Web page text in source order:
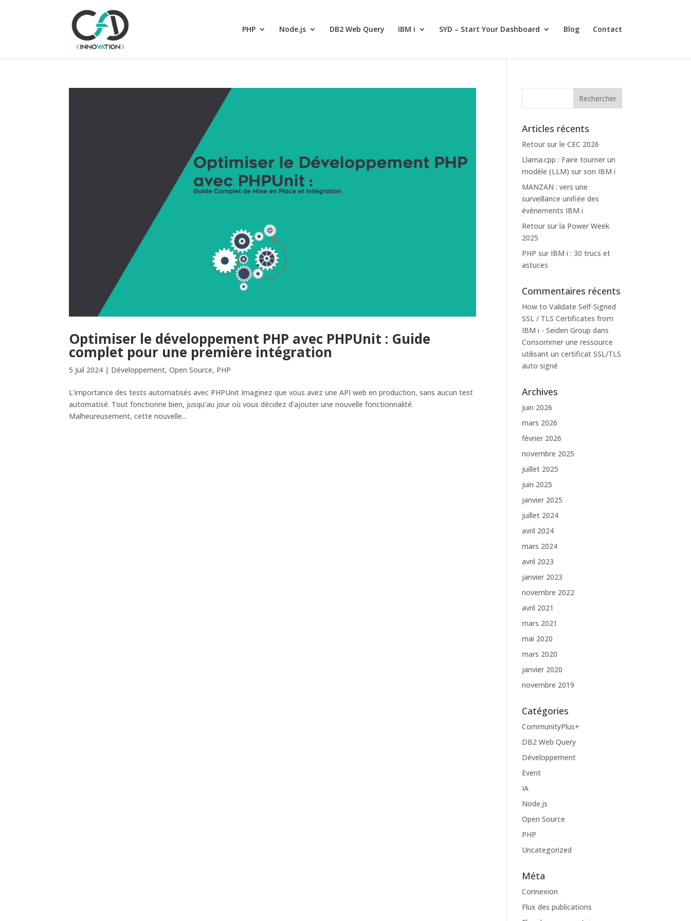
PHP Node.js DB2 Web Query IBM i SYD – Start Your Dashboard Blog Contact
Optimiser le développement PHP avec PHPUnit : Guide
complet pour une première intégration
5 Juil 2024 | Développement,Open Source, PHP
L’importance des tests automatisés avec PHPUnit Imaginez que vous avez une API web en production, sans aucun test
automatisé. Tout fonctionne bien, jusqu’au jour où vous décidez d’ajouter une nouvelle fonctionnalité.
Malheureusement, cette nouvelle...
Articles récents
Retour sur le CEC 2026
Llama.cpp : Faire tourner un
modèle (LLM) sur son IBM i
MANZAN : vers une
surveillance unifiée des
évènements IBM i
Retour sur la Power Week
2025
PHP sur IBM i : 30 trucs et
astuces
Commentaires récents
How to Validate Self-Signed
SSL / TLS Certificates from
IBM i - Seiden Group dans
Consommer une ressource
utilisant un certificat SSL/TLS
auto signé
Archives
juin 2026
mars 2026
février 2026
novembre 2025
juillet 2025
juin 2025
janvier 2025
juillet 2024
avril 2024
mars 2024
avril 2023
janvier 2023
novembre 2022
avril 2021
mars 2021
mai 2020
mars 2020
janvier 2020
novembre 2019
Catégories
CommunityPlus+
DB2 Web Query
Développement
Event
IA
Node.js
Open Source
PHP
Uncategorized
Méta
Connexion
Flux des publications